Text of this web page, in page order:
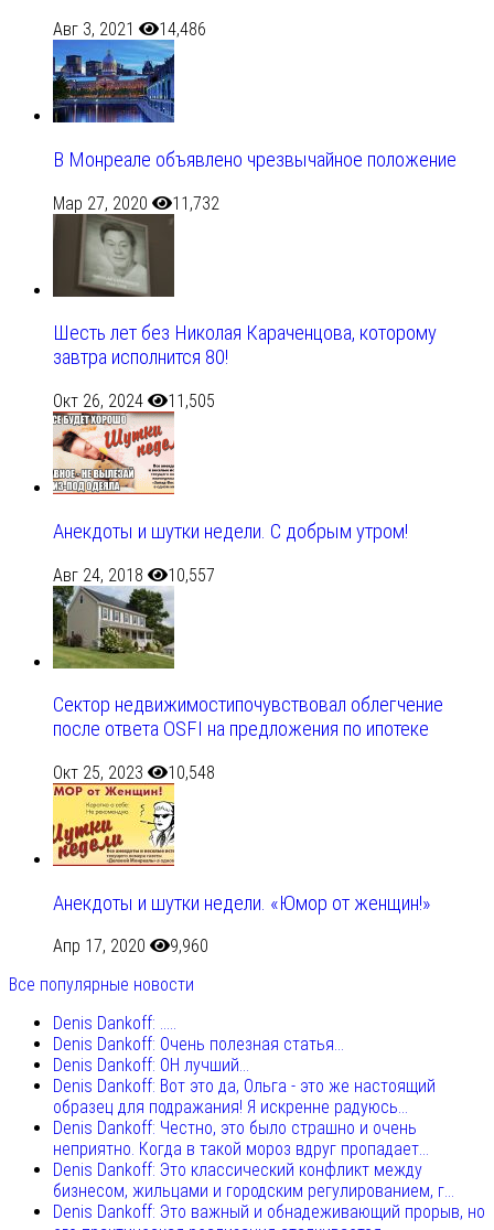
Авг 3, 2021 14,486
В Монреале объявлено чрезвычайное положение
Мар 27, 2020 11,732
Шесть лет без Николая Караченцова, которому
завтра исполнится 80!
Окт 26, 2024 11,505
Анекдоты и шутки недели. С добрым утром!
Авг 24, 2018 10,557
Сектор недвижимостипочувствовал облегчение
после ответа OSFI на предложения по ипотеке
Окт 25, 2023 10,548
Анекдоты и шутки недели. «Юмор от женщин!»
Апр 17, 2020
9,960
Все популярные новости
Denis Dankoff: .....
Denis Dankoff: Очень полезная статья...
Denis Dankoff: ОН лучший...
Denis Dankoff: Вот это да, Ольга - это же настоящий
образец для подражания! Я искренне радуюсь...
Denis Dankoff: Честно, это было страшно и очень
неприятно. Когда в такой мороз вдруг пропадает...
Denis Dankoff: Это классический конфликт между
бизнесом, жильцами и городским регулированием, г...
Denis Dankoff: Это важный и обнадеживающий прорыв, но